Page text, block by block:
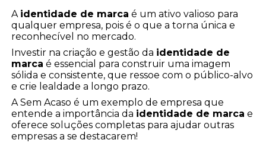
A identidade de marca é um ativo valioso para
qualquer empresa, pois é o que a torna única e
reconhecível no mercado.
Investir na criação e gestão da identidade de
marca é essencial para construir uma imagem
sólida e consistente, que ressoe com o público-alvo
e crie lealdade a longo prazo.
A Sem Acaso é um exemplo de empresa que
entende a importância da identidade de marca e
oferece soluções completas para ajudar outras
empresas a se destacarem!